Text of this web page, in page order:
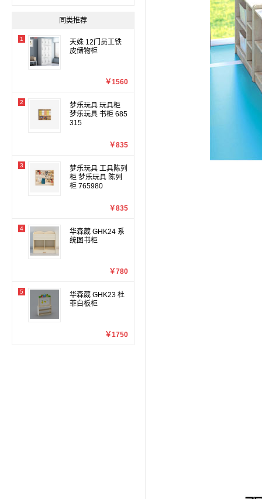
同类推荐
1
天姝 12门员工铁
皮储物柜
￥1560
2
梦乐玩具 玩具柜
梦乐玩具 书柜 685
315
￥835
3
梦乐玩具 工具陈列
柜 梦乐玩具 陈列
柜 765980
￥835
4
华森葳 GHK24 系
统图书柜
￥780
5
华森葳 GHK23 杜
菲白板柜
￥1750